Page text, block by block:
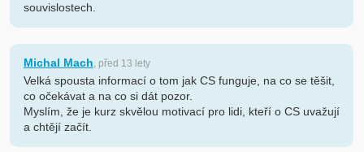
souvislostech.
Michal Mach, před 13 lety
Velká spousta informací o tom jak CS funguje, na co se těšit,
co očekávat a na co si dát pozor.
Myslím, že je kurz skvělou motivací pro lidi, kteří o CS uvažují
a chtějí začít.